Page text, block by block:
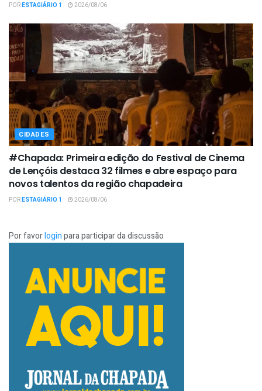
PORESTAGIÁRIO 1 2026/08/06
CIDADES
#Chapada: Primeira edição do Festival de Cinema
de Lençóis destaca 32 filmes e abre espaço para
novos talentos da região chapadeira
PORESTAGIÁRIO 1 2026/08/06
Por favorloginpara participar da discussão